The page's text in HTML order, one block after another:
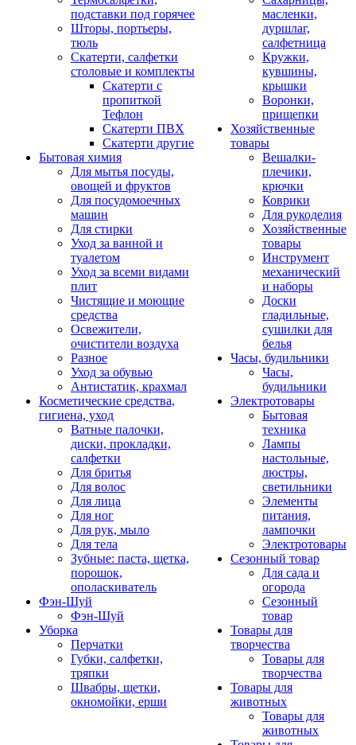
подставки под горячее
Шторы, портьеры,
тюль
Скатерти, салфетки
столовые и комплекты
Скатерти с
пропиткой
Тефлон
Скатерти ПВХ
Скатерти другие
Бытовая химия
Для мытья посуды,
овощей и фруктов
Для посудомоечных
машин
Для стирки
Уход за ванной и
туалетом
Уход за всеми видами
плит
Чистящие и моющие
средства
Освежители,
очистители воздуха
Разное
Уход за обувью
Антистатик, крахмал
Косметические средства,
гигиена, уход
Ватные палочки,
диски, прокладки,
салфетки
Для бритья
Для волос
Для лица
Для ног
Для рук, мыло
Для тела
Зубные: паста, щетка,
порошок,
ополаскиватель
Фэн-Шуй
Фэн-Шуй
Уборка
Перчатки
Губки, салфетки,
тряпки
Швабры, щетки,
окномойки, ерши
масленки,
дуршлаг,
салфетница
Кружки,
кувшины,
крышки
Воронки,
прищепки
Хозяйственные
товары
Вешалки-
плечики,
крючки
Коврики
Для рукоделия
Хозяйственные
товары
Инструмент
механический
и наборы
Доски
гладильные,
сушилки для
белья
Часы, будильники
Часы,
будильники
Электротовары
Бытовая
техника
Лампы
настольные,
люстры,
светильники
Элементы
питания,
лампочки
Электротовары
Сезонный товар
Для сада и
огорода
Сезонный
товар
Товары для
творчества
Товары для
творчества
Товары для
животных
Товары для
животных